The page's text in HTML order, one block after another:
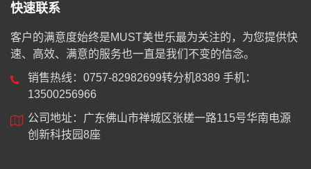
快速联系
客户的满意度始终是MUST美世乐最为关注的，为您提供快
速、高效、满意的服务也一直是我们不变的信念。
销售热线：0757-82982699转分机8389 手机：
13500256966
公司地址：广东佛山市禅城区张槎一路115号华南电源
创新科技园8座